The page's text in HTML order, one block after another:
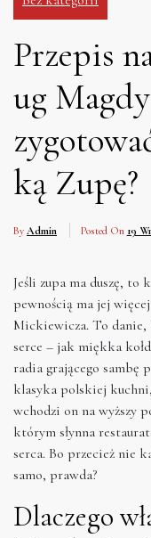
Przepis
ug
ką Zupę?
By Admin Posted On 19
Jeśli zupa ma duszę, to
pewnością ma jej
Mickiewicza. To
serce – jak miękka
radia grającego sambę
klasyka polskiej
wchodzi on na wyższy
którym słynna
serca. Bo przecież nie
samo, prawda?
Dlaczego